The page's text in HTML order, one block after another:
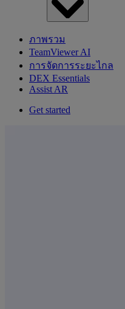
ภาพรวม
TeamViewer AI
การจัดการระยะไกล
DEX Essentials
Assist AR
Get started